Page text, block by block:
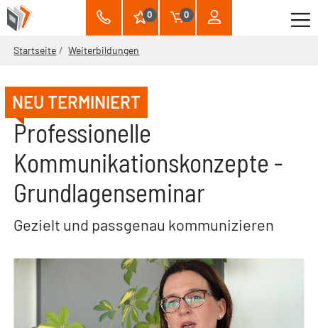
0 0
Startseite Weiterbildungen
NEU TERMINIERT
Professionelle
Kommunikationskonzepte -
Grundlagenseminar
Gezielt und passgenau kommunizieren